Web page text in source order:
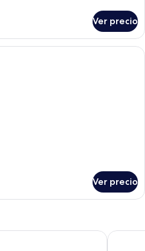
Ver precio
Un dormitorio con cama, escritorio,
Ver precio
Hotel